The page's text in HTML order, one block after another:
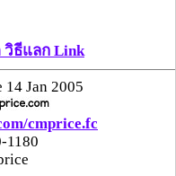
ราะโหราศาสตร์จีนต้อง
ตัวเราได้พิสูจน์ความ
ว แกทายทักเราว่า ดวง
สายการแพทย์ ทำเราอึ้ง
ภสัชฯ ม.ช. อยู่รู้ได้ยังไง
ะถามอีกว่า กำลังมีปัญหา
เพื่อนร่วมรุ่น ทำเราอึ้ง
วิธีแลก Link
Jan 2005
cmprice.fc
1180